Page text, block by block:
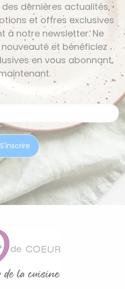
dernières actualités,
et offres exclusives
à notre newsletter. Ne
et bénéficiez
en vous abonnant